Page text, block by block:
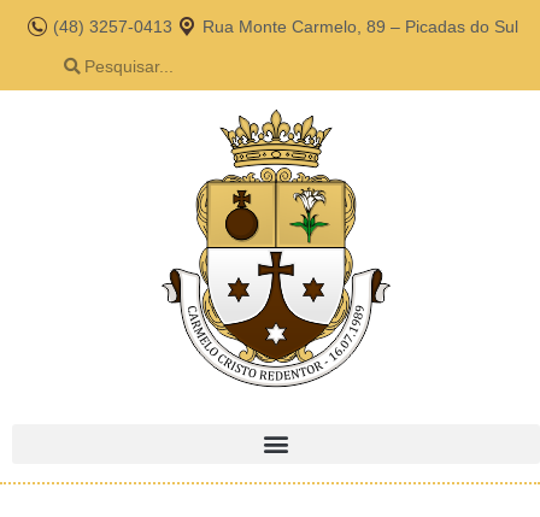
(48) 3257-0413 Rua Monte Carmelo, 89 – Picadas do Sul